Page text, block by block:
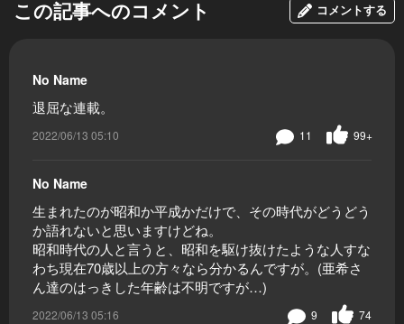
この記事へのコメント コメントする
No Name
退屈な連載。
2022/06/13 05:10 99+
11
No Name
生まれたのが昭和か平成かだけで、その時代がどうどう
か語れないと思いますけどね。
昭和時代の人と言うと、昭和を駆け抜けたような人すな
わち現在70歳以上の方々なら分かるんですが。(亜希さ
ん達のはっきした年齢は不明ですが…)
2022/06/13 05:16 74
9